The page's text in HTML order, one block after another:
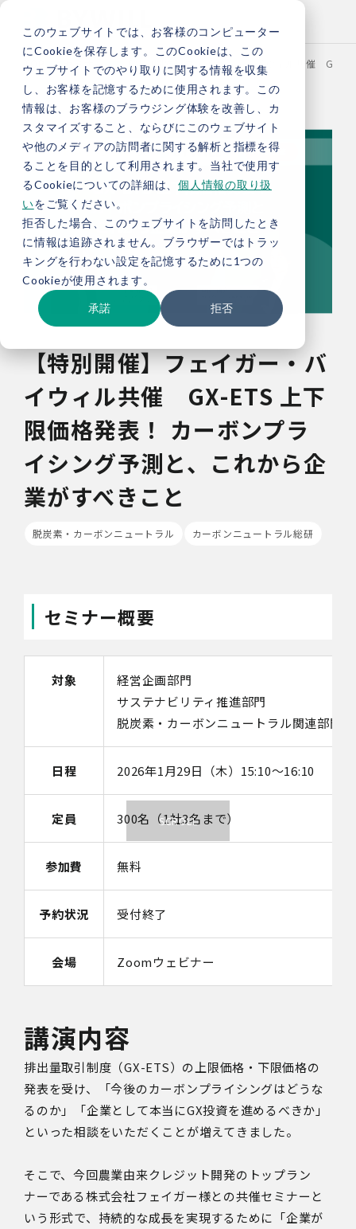
このウェブサイトでは、お客様のコンピューター
にCookieを保存します。このCookieは、この
ウェブサイトでのやり取りに関する情報を収集
し、お客様を記憶するために使用されます。この
情報は、お客様のブラウジング体験を改善し、カ
スタマイズすること、ならびにこのウェブサイト
や他のメディアの訪問者に関する解析と指標を得
ることを目的として利用されます。当社で使用す
るCookieについての詳細は、 個人情報の取り扱
いをご覧ください。
拒否した場合、このウェブサイトを訪問したとき
に情報は追跡されません。ブラウザーではトラッ
キングを行わない設定を記憶するために1つの
Cookieが使用されます。
承諾 拒否
TOP セミナー 【特別開催】フェイガー・バイウィル共催 GX-
【特別開催】フェイガー・バ
イウィル共催 GX-ETS 上下
限価格発表！ カーボンプラ
イシング予測と、これから企
業がすべきこと
脱炭素・カーボンニュートラル カーボンニュートラル総研
セミナー概要
対象
経営企画部門
サステナビリティ推進部門
脱炭素・カーボンニュートラル関連部門
日程 2026年1月29日（木）15:10～16:10
定員 300名（1社3名まで）
参加費 無料
予約状況 受付終了
会場 Zoomウェビナー
講演内容
排出量取引制度（GX-ETS）の上限価格・下限価格の
発表を受け、「今後のカーボンプライシングはどうな
るのか」「企業として本当にGX投資を進めるべきか」
といった相談をいただくことが増えてきました。
そこで、今回農業由来クレジット開発のトップラン
ナーである株式会社フェイガー様との共催セミナーと
いう形式で、持続的な成長を実現するために「企業が